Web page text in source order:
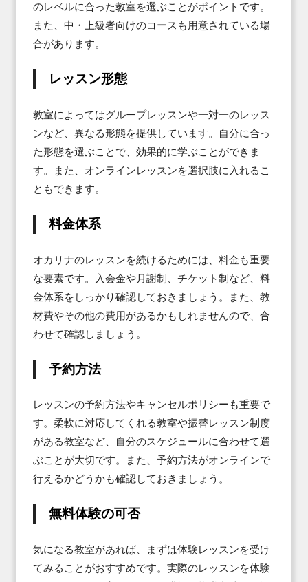
のレベルに合った教室を選ぶことがポイントです。
また、中・上級者向けのコースも用意されている場
合があります。
レッスン形態
教室によってはグループレッスンや一対一のレッス
ンなど、異なる形態を提供しています。自分に合っ
た形態を選ぶことで、効果的に学ぶことができま
す。また、オンラインレッスンを選択肢に入れるこ
ともできます。
料金体系
オカリナのレッスンを続けるためには、料金も重要
な要素です。入会金や月謝制、チケット制など、料
金体系をしっかり確認しておきましょう。また、教
材費やその他の費用があるかもしれませんので、合
わせて確認しましょう。
予約方法
レッスンの予約方法やキャンセルポリシーも重要で
す。柔軟に対応してくれる教室や振替レッスン制度
がある教室など、自分のスケジュールに合わせて選
ぶことが大切です。また、予約方法がオンラインで
行えるかどうかも確認しておきましょう。
無料体験の可否
気になる教室があれば、まずは体験レッスンを受け
てみることがおすすめです。実際のレッスンを体験